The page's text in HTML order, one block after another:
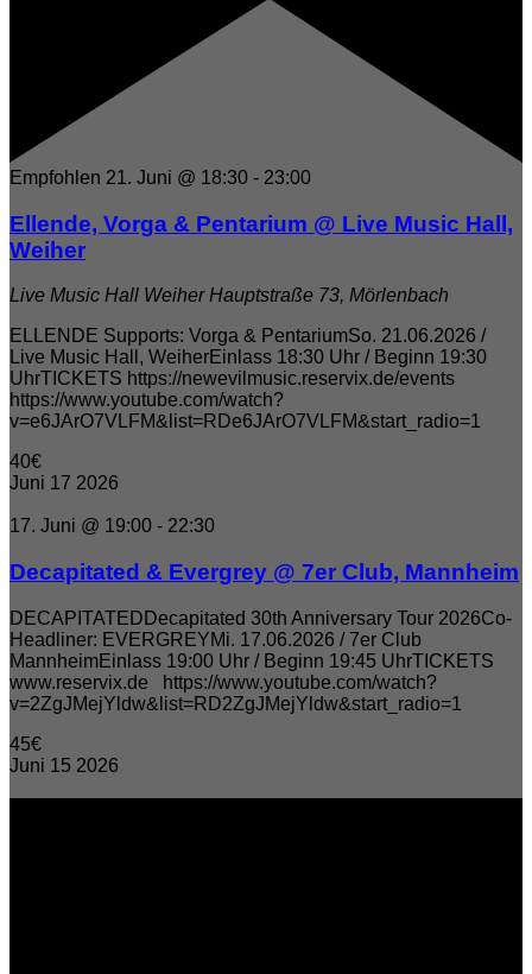
Empfohlen 21. Juni @ 18:30 - 23:00
Ellende, Vorga & Pentarium @ Live Music Hall,
Weiher
Live Music Hall WeiherHauptstraße 73, Mörlenbach
ELLENDE Supports: Vorga & PentariumSo. 21.06.2026 /
Live Music Hall, WeiherEinlass 18:30 Uhr / Beginn 19:30
UhrTICKETS https://newevilmusic.reservix.de/events
https://www.youtube.com/watch?
v=e6JArO7VLFM&list=RDe6JArO7VLFM&start_radio=1
40€
Juni 17 2026
17. Juni @ 19:00 - 22:30
Decapitated & Evergrey @ 7er Club, Mannheim
DECAPITATEDDecapitated 30th Anniversary Tour 2026Co-
Headliner: EVERGREYMi. 17.06.2026 / 7er Club
MannheimEinlass 19:00 Uhr / Beginn 19:45 UhrTICKETS
www.reservix.de https://www.youtube.com/watch?
v=2ZgJMejYldw&list=RD2ZgJMejYldw&start_radio=1
45€
Juni 15 2026